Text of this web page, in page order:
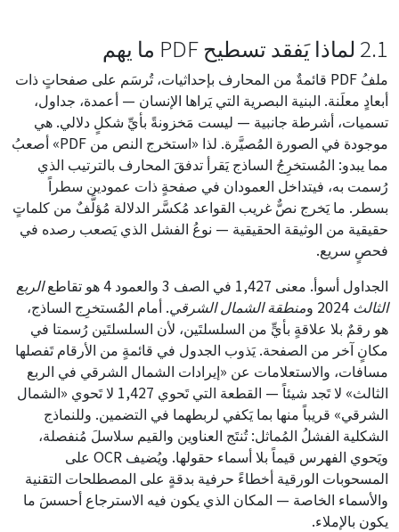
2.1 لماذا يَفقد تسطيح PDF ما يهم
ملفُ PDF قائمةٌ من المحارف بإحداثيات، تُرسَم على صفحاتٍ ذات
أبعادٍ معلَنة. البنية البصرية التي يَراها الإنسان — أعمدة، جداول،
تسميات، أشرطة جانبية — ليست مَخزونةً بأيِّ شكلٍ دلالي. هي
موجودة في الصورة المُصيَّرة. لذا «استخرج النص من PDF» أصعبُ
مما يبدو: المُستخرِجُ الساذج يَقرأ تدفقَ المحارف بالترتيب الذي
رُسمت به، فيتداخل العمودان في صفحةٍ ذات عمودين سطراً
بسطر. ما يَخرج نصٌّ غريب القواعد مُكسَّر الدلالة مُؤلَّفٌ من كلماتٍ
حقيقية من الوثيقة الحقيقية — نوعُ الفشل الذي يَصعب رصده في
فحصٍ سريع.
الجداول أسوأ. معنى 1,427 في الصف 3 والعمود 4 هو تقاطع
الربع
الثالث 2024
ومنطقة الشمال الشرقي. أمام المُستخرِج الساذج،
هو رقمٌ بلا علاقةٍ بأيٍّ من السلسلتَين، لأن السلسلتَين رُسمتا في
مكانٍ آخر من الصفحة. يَذوب الجدول في قائمةٍ من الأرقام تَفصلها
مسافات، والاستعلامات عن «إيرادات الشمال الشرقي في الربع
الثالث» لا تَجد شيئاً — القطعة التي تَحوي 1,427 لا تَحوي «الشمال
الشرقي» قريباً منها بما يَكفي لربطهما في التضمين. وللنماذج
الشكلية الفشلُ المُماثل: تُنتَج العناوين والقيم سلاسلَ مُنفصلة،
ويَحوي الفهرس قيماً بلا أسماء حقولها. ويُضيف OCR على
المسحوبات الورقية أخطاءً حرفية بدقةٍ على المصطلحات التقنية
والأسماء الخاصة — المكان الذي يكون فيه الاسترجاع أحسسَ ما
يكون بالإملاء.